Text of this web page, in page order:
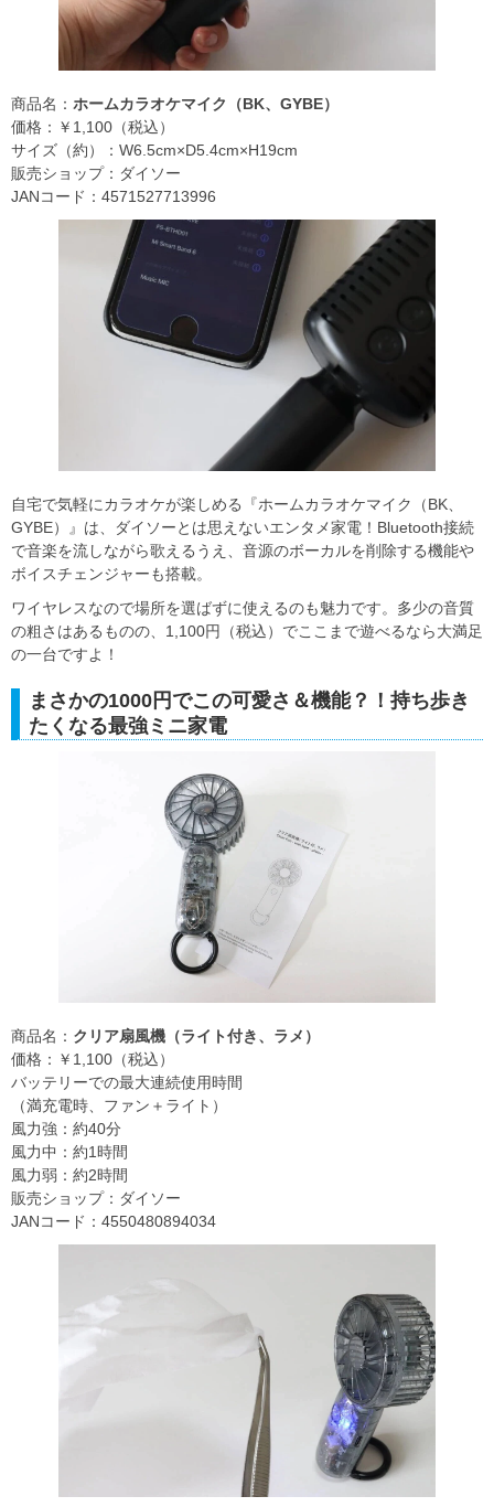
商品名： ホームカラオケマイク（BK、GYBE）
価格：￥1,100（税込）
サイズ（約）：W6.5cm×D5.4cm×H19cm
販売ショップ：ダイソー
JANコード：4571527713996
自宅で気軽にカラオケが楽しめる『ホームカラオケマイク（BK、
GYBE）』は、ダイソーとは思えないエンタメ家電！Bluetooth接続
で音楽を流しながら歌えるうえ、音源のボーカルを削除する機能や
ボイスチェンジャーも搭載。
ワイヤレスなので場所を選ばずに使えるのも魅力です。多少の音質
の粗さはあるものの、1,100円（税込）でここまで遊べるなら大満足
の一台ですよ！
まさかの1000円でこの可愛さ＆機能？！持ち歩き
たくなる最強ミニ家電
商品名： クリア扇風機（ライト付き、ラメ）
価格：￥1,100（税込）
バッテリーでの最大連続使用時間
（満充電時、ファン＋ライト）
風力強：約40分
風力中：約1時間
風力弱：約2時間
販売ショップ：ダイソー
JANコード：4550480894034